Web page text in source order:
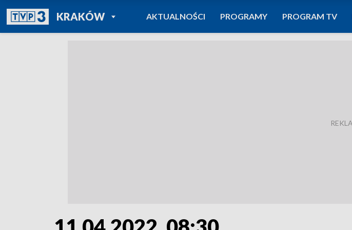
KRAKÓWPOWRÓT DO
TVP REGIONY
AKTUALNOŚCI PROGRAMY PROGRAM TV